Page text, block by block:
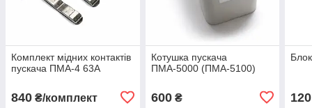
Комплект мідних контактів
пускача ПМА-4 63А
840 ₴/комплект
Котушка пускача
ПМА-5000 (ПМА-5100)
600₴ 120